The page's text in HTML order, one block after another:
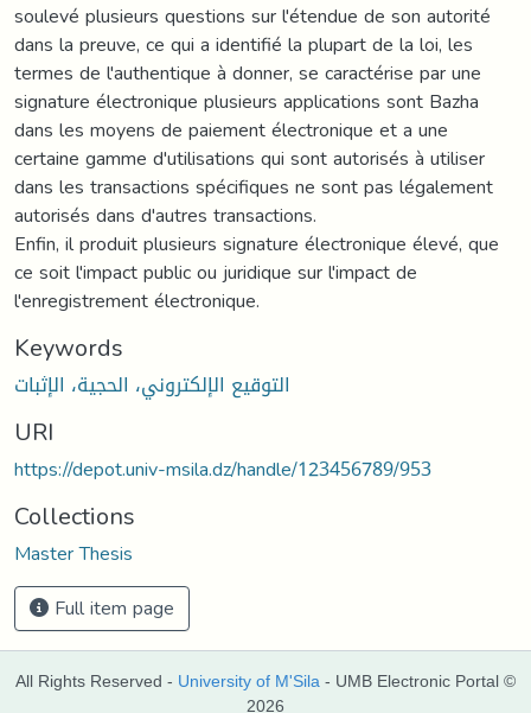
soulevé plusieurs questions sur l'étendue de son autorité
dans la preuve, ce qui a identifié la plupart de la loi, les
termes de l'authentique à donner, se caractérise par une
signature électronique plusieurs applications sont Bazha
dans les moyens de paiement électronique et a une
certaine gamme d'utilisations qui sont autorisés à utiliser
dans les transactions spécifiques ne sont pas légalement
autorisés dans d'autres transactions.
Enfin, il produit plusieurs signature électronique élevé, que
ce soit l'impact public ou juridique sur l'impact de
l'enregistrement électronique.
Keywords
التوقيع الإلكتروني، الحجية، الإثبات
URI
https://depot.univ-msila.dz/handle/123456789/953
Collections
Master Thesis
Full item page
All Rights Reserved - University of M'Sila - UMB Electronic Portal ©
2026